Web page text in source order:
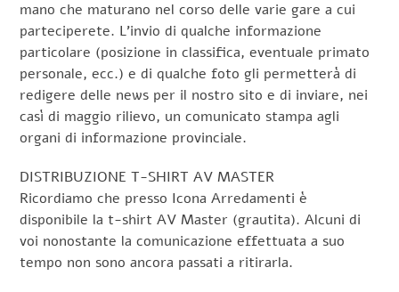
mano che maturano nel corso delle varie gare a cui
parteciperete. L’invio di qualche informazione
particolare (posizione in classifica, eventuale primato
personale, ecc.) e di qualche foto gli permetterà di
redigere delle news per il nostro sito e di inviare, nei
casì di maggio rilievo, un comunicato stampa agli
organi di informazione provinciale.
DISTRIBUZIONE T-SHIRT AV MASTER
Ricordiamo che presso Icona Arredamenti è
disponibile la t-shirt AV Master (grautita). Alcuni di
voi nonostante la comunicazione effettuata a suo
tempo non sono ancora passati a ritirarla.